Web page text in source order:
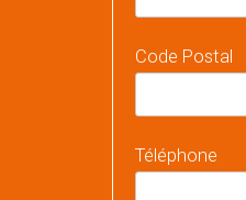
Code Postal
Téléphone